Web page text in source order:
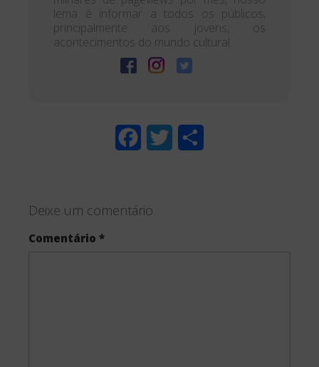
lema é informar a todos os públicos,
principalmente aos jovens, os
acontecimentos do mundo cultural.
e
Deixe um comentário
Comentário *